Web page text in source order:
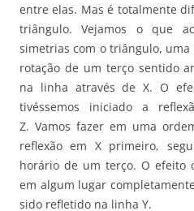
entre elas. Mas é totalmente
triângulo. Vejamos o que
simetrias com o triângulo, uma
rotação de um terço sentido
na linha através de X. O
tivéssemos iniciado a
Z. Vamos fazer em uma
reflexão em X primeiro,
horário de um terço. O efeito
em algum lugar
sido refletido na linha Y.